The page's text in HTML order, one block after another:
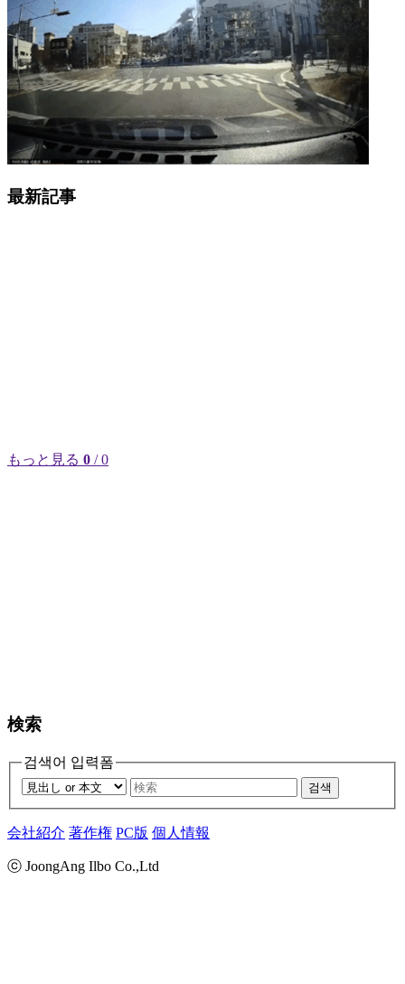
最新記事
もっと見る 0 / 0
検索
검색어 입력폼
검색
会社紹介 著作権 PC版 個人情報
ⓒ JoongAng Ilbo Co.,Ltd